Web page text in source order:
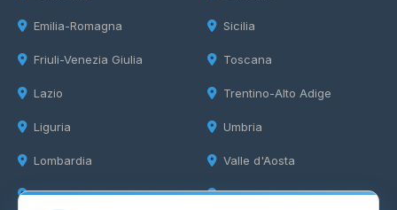
Emilia-Romagna
Friuli-Venezia Giulia
Lazio
Liguria
Lombardia
Marche
Sicilia
Toscana
Trentino-Alto Adige
Umbria
Valle d'Aosta
Veneto